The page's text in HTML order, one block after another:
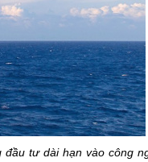
đầu tư dài hạn vào công